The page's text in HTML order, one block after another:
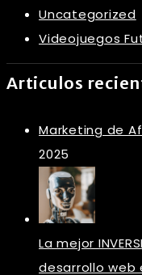
Uncategorized
Videojuegos
Articulos
Marketing de
2025
La mejor
desarrollo web